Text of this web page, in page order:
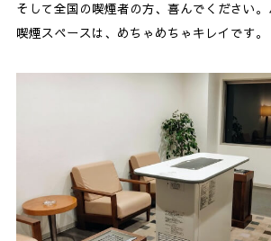
そして全国の喫煙者の方、喜んでください
喫煙スペースは、めちゃめちゃキレイです。